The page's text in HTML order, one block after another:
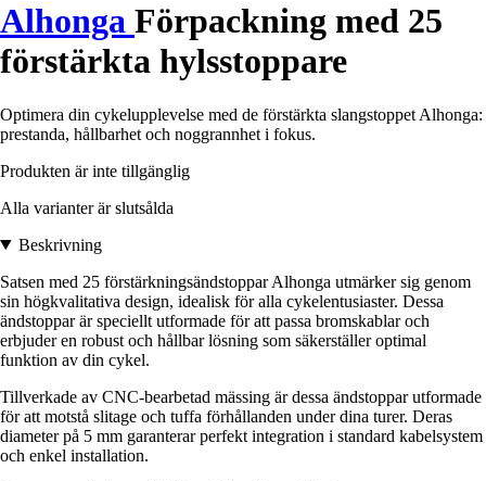
Alhonga Förpackning med 25
förstärkta hylsstoppare
Optimera din cykelupplevelse med de förstärkta slangstoppet Alhonga:
prestanda, hållbarhet och noggrannhet i fokus.
Produkten är inte tillgänglig
Alla varianter är slutsålda
Beskrivning
Satsen med 25 förstärkningsändstoppar Alhonga utmärker sig genom
sin högkvalitativa design, idealisk för alla cykelentusiaster. Dessa
ändstoppar är speciellt utformade för att passa bromskablar och
erbjuder en robust och hållbar lösning som säkerställer optimal
funktion av din cykel.
Tillverkade av CNC-bearbetad mässing är dessa ändstoppar utformade
för att motstå slitage och tuffa förhållanden under dina turer. Deras
diameter på 5 mm garanterar perfekt integration i standard kabelsystem
och enkel installation.